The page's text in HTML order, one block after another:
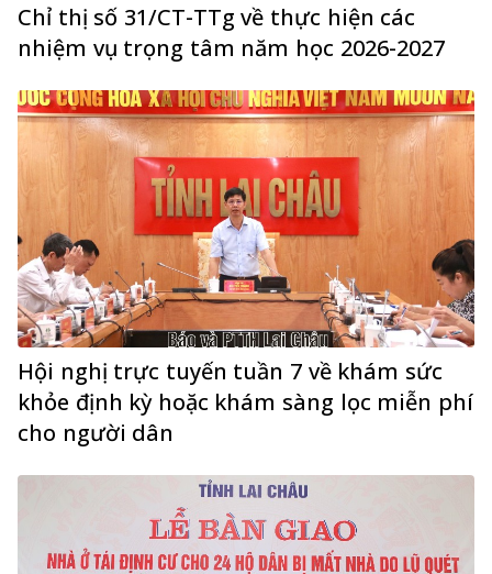
Chỉ thị số 31/CT-TTg về thực hiện các
nhiệm vụ trọng tâm năm học 2026-2027
Hội nghị trực tuyến tuần 7 về khám sức
khỏe định kỳ hoặc khám sàng lọc miễn phí
cho người dân